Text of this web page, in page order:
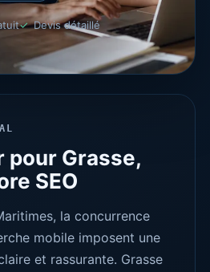
Devis détaillé
pour Grasse,
SEO
la concurrence
mobile imposent une
et rassurante. Grasse